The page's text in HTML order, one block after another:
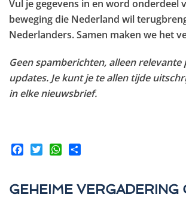
Vul je gegevens in en word onderdeel
beweging die Nederland wil
Nederlanders. Samen maken we het
Geen spamberichten, alleen relevante
updates. Je kunt je te allen tijde
in elke nieuwsbrief.
GEHEIME VERGADERING